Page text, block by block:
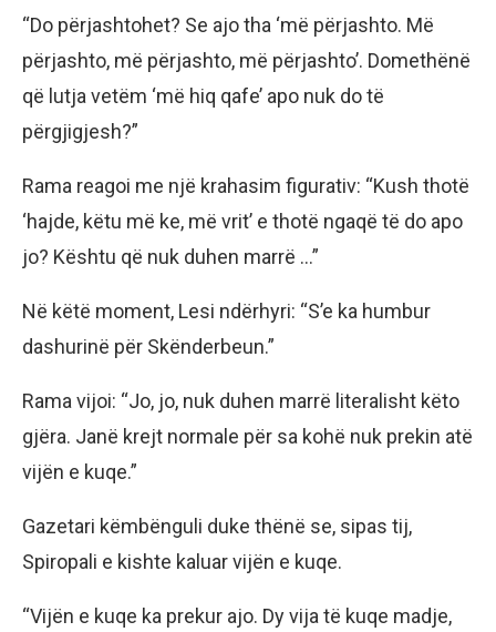
“Do përjashtohet? Se ajo tha ‘më përjashto. Më
përjashto, më përjashto, më përjashto’. Domethënë
që lutja vetëm ‘më hiq qafe’ apo nuk do të
përgjigjesh?”
Rama reagoi me një krahasim figurativ: “Kush thotë
‘hajde, këtu më ke, më vrit’ e thotë ngaqë të do apo
jo? Kështu që nuk duhen marrë …”
Në këtë moment, Lesi ndërhyri: “S’e ka humbur
dashurinë për Skënderbeun.”
Rama vijoi: “Jo, jo, nuk duhen marrë literalisht këto
gjëra. Janë krejt normale për sa kohë nuk prekin atë
vijën e kuqe.”
Gazetari këmbënguli duke thënë se, sipas tij,
Spiropali e kishte kaluar vijën e kuqe.
“Vijën e kuqe ka prekur ajo. Dy vija të kuqe madje,